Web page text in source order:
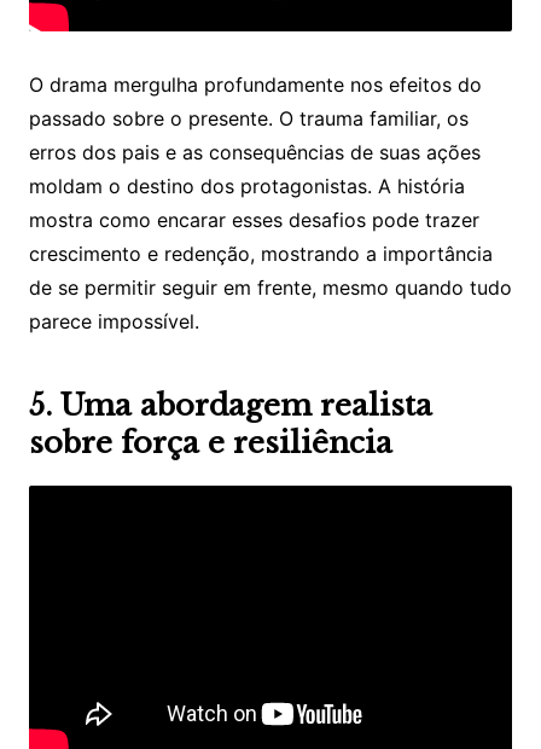
O drama mergulha profundamente nos efeitos do
passado sobre o presente. O trauma familiar, os
erros dos pais e as consequências de suas ações
moldam o destino dos protagonistas. A história
mostra como encarar esses desafios pode trazer
crescimento e redenção, mostrando a importância
de se permitir seguir em frente, mesmo quando tudo
parece impossível.
5. Uma abordagem realista
sobre força e resiliência